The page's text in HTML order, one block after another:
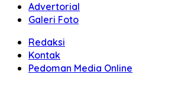
Advertorial
Galeri Foto
Redaksi
Kontak
Pedoman Media Online